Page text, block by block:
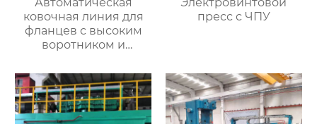
ковочная линия для
фланцев с высоким
воротником и
пресс с ЧПУ